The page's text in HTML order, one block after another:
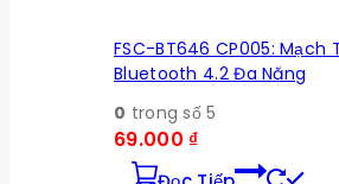
FSC-BT646 CP005: Mạch
Bluetooth 4.2 Đa Năng
0 trong số 5
69.000 ₫